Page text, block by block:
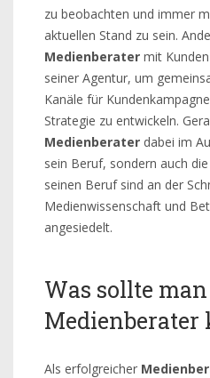
zu beobachten und immer
aktuellen Stand zu sein.
Medienberater mit
seiner Agentur, um
Kanäle für
Strategie zu entwickeln.
Medienberater dabei im
sein Beruf, sondern auch
seinen Beruf sind an der
Medienwissenschaft und
angesiedelt.
Was sollte
Medienberater
Als erfolgreicher